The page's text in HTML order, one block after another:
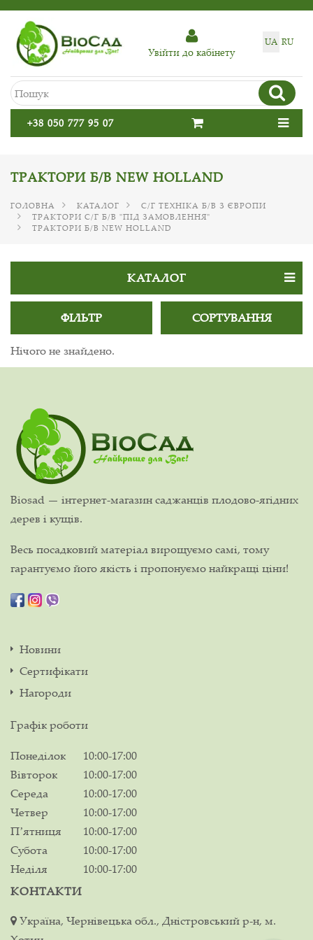
UA RU
Увiйти до кабiнету
+38 050 777 95 07
ТРАКТОРИ Б/В NEW HOLLAND
ГОЛОВНА КАТАЛОГ
С/Г ТЕХНІКА Б/В З ЄВРОПИ
ТРАКТОРИ С/Г Б/В "ПІД ЗАМОВЛЕННЯ"
ТРАКТОРИ Б/В NEW HOLLAND
КАТАЛОГ
ФІЛЬТР СОРТУВАННЯ
Нічого не знайдено.
Biosad — інтернет-магазин саджанців плодово-ягідних
дерев і кущів.
Весь посадковий матеріал вирощуємо самі, тому
гарантуємо його якість і пропонуємо найкращі ціни!
Новини
Сертифікати
Нагороди
Графік роботи
Понеділок
10:00-17:00
Вівторок
10:00-17:00
Середа
10:00-17:00
Четвер
10:00-17:00
Пʼятниця
10:00-17:00
Субота
10:00-17:00
Неділя
10:00-17:00
КОНТАКТИ
Україна, Чернівецька обл., Дністровський р-н, м.